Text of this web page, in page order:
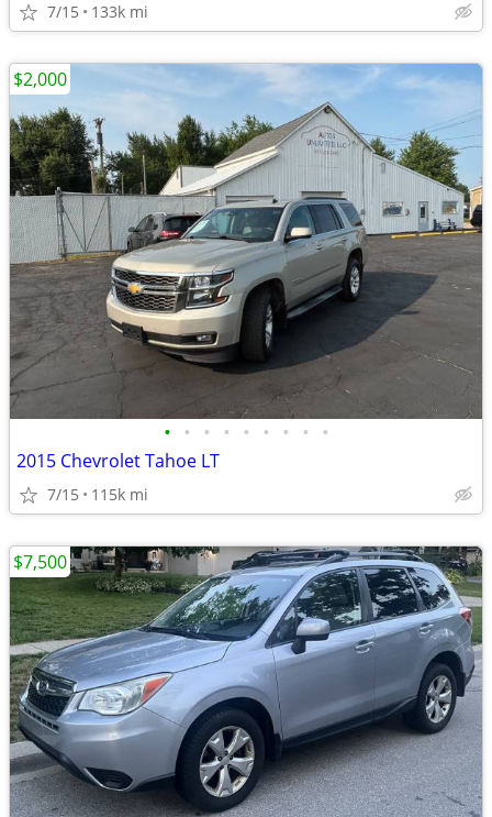
7/15 133k mi
• • • • • • • • •
2015 Chevrolet Tahoe LT
7/15 115k mi
$2,000
$7,500